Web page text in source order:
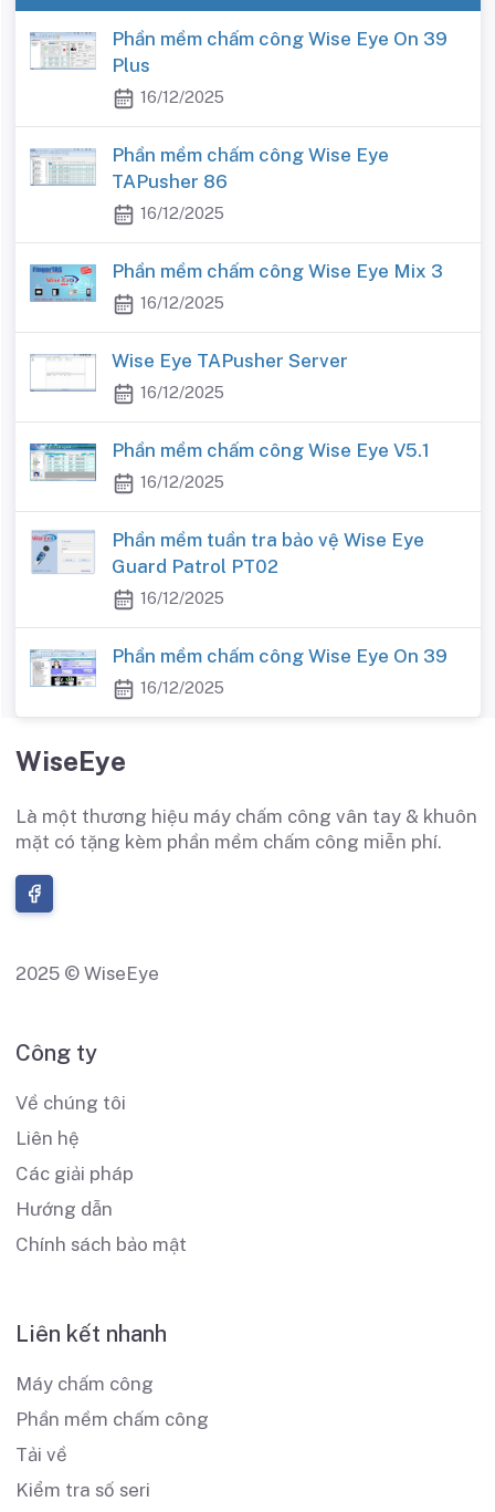
Phần mềm chấm công Wise Eye On 39
Plus
16/12/2025
Phần mềm chấm công Wise Eye
TAPusher 86
16/12/2025
Phần mềm chấm công Wise Eye Mix 3
16/12/2025
Wise Eye TAPusher Server
16/12/2025
Phần mềm chấm công Wise Eye V5.1
16/12/2025
Phần mềm tuần tra bảo vệ Wise Eye
Guard Patrol PT02
16/12/2025
Phần mềm chấm công Wise Eye On 39
16/12/2025
WiseEye
Là một thương hiệu máy chấm công vân tay & khuôn
mặt có tặng kèm phần mềm chấm công miễn phí.
2025 © WiseEye
Công ty
Về chúng tôi
Liên hệ
Các giải pháp
Hướng dẫn
Chính sách bảo mật
Liên kết nhanh
Máy chấm công
Phần mềm chấm công
Tải về
Kiểm tra số seri